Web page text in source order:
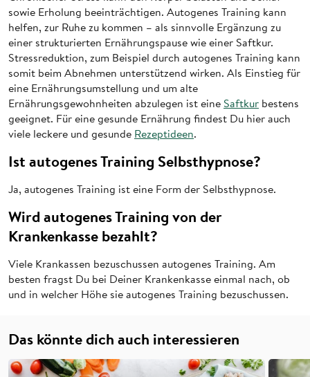
sowie Erholung beeinträchtigen. Autogenes Training kann
helfen, zur Ruhe zu kommen – als sinnvolle Ergänzung zu
einer strukturierten Ernährungspause wie einer Saftkur.
Stressreduktion, zum Beispiel durch autogenes Training kann
somit beim Abnehmen unterstützend wirken. Als Einstieg für
eine Ernährungsumstellung und um alte
Ernährungsgewohnheiten abzulegen ist eine Saftkur bestens
geeignet. Für eine gesunde Ernährung findest Du hier auch
viele leckere und gesunde Rezeptideen.
Ist autogenes Training Selbsthypnose?
Ja, autogenes Training ist eine Form der Selbsthypnose.
Wird autogenes Training von der
Krankenkasse bezahlt?
Viele Krankassen bezuschussen autogenes Training. Am
besten fragst Du bei Deiner Krankenkasse einmal nach, ob
und in welcher Höhe sie autogenes Training bezuschussen.
Das könnte dich auch interessieren